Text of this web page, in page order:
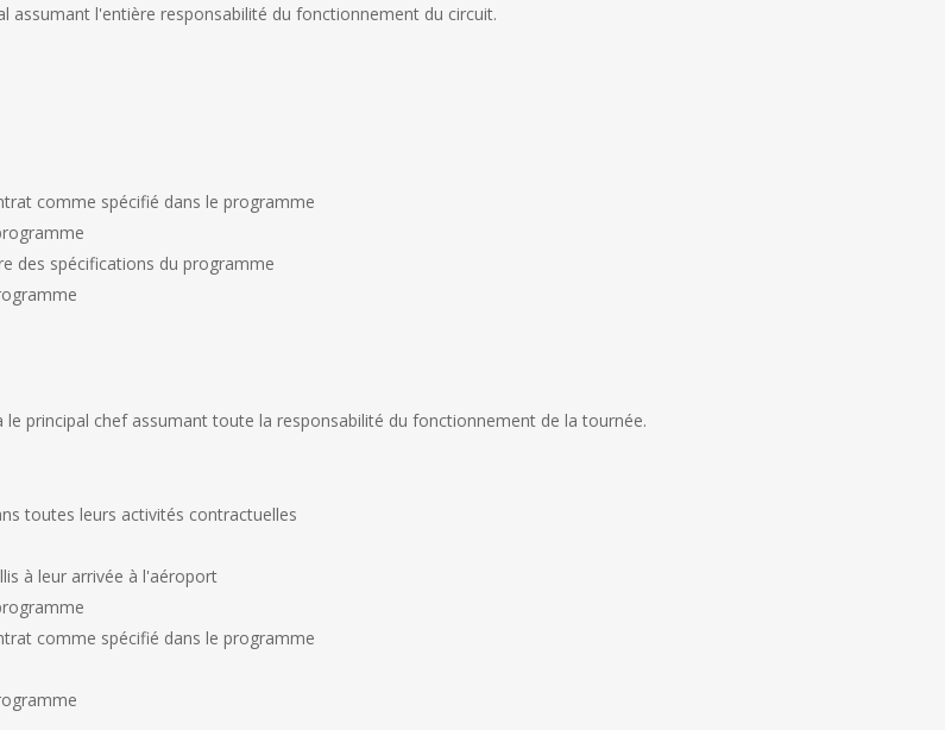
assumant l'entière responsabilité du fonctionnement du circuit.
comme spécifié dans le programme
des spécifications du programme
principal chef assumant toute la responsabilité du fonctionnement de la tournée.
toutes leurs activités contractuelles
à leur arrivée à l'aéroport
comme spécifié dans le programme